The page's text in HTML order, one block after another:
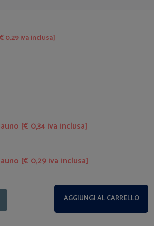
0,29 iva inclusa]
[€ 0,34 iva inclusa]
[€ 0,29 iva inclusa]
AGGIUNGI AL CARRELLO